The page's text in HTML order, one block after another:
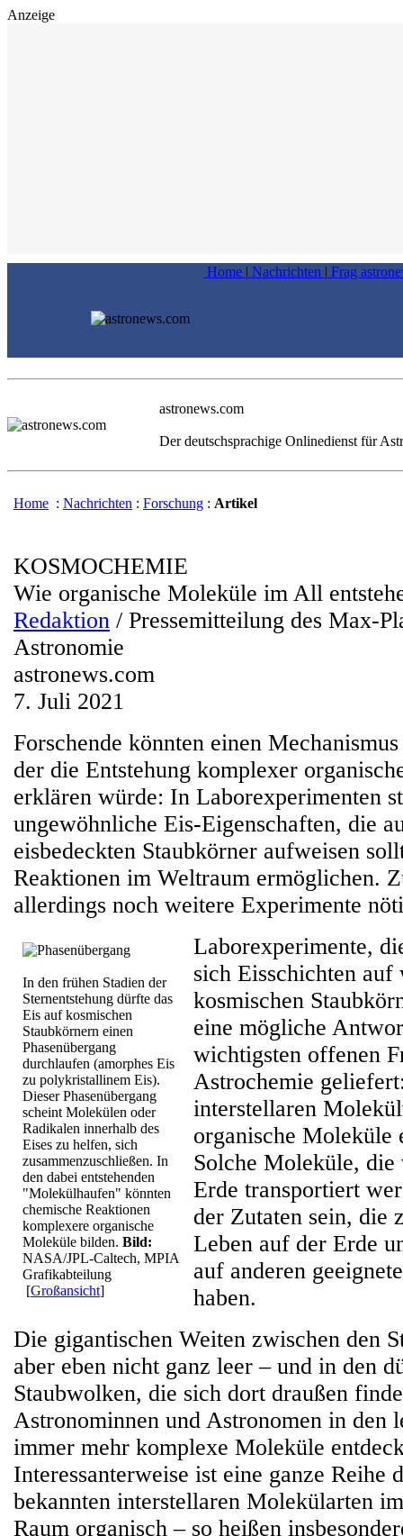
Anzeige
Home | Nachrichten | Frag
astronews.com
Der deutschsprachige Onlinedienst für
Home : Nachrichten : Forschung : Artikel
KOSMOCHEMIE
Wie organische Moleküle im All
Redaktion / Pressemitteilung des Max-
Astronomie
astronews.com
7. Juli 2021
Forschende könnten einen
der die Entstehung komplexer
erklären würde: In Laborexperimenten
ungewöhnliche Eis-Eigenschaften, die
eisbedeckten Staubkörner aufweisen
Reaktionen im Weltraum ermöglichen.
allerdings noch weitere Experimente
In den frühen Stadien der
Sternentstehung dürfte das
Eis auf kosmischen
Staubkörnern einen
Phasenübergang
durchlaufen (amorphes Eis
zu polykristallinem Eis).
Dieser Phasenübergang
scheint Molekülen oder
Radikalen innerhalb des
Eises zu helfen, sich
zusammenzuschließen. In
den dabei entstehenden
"Molekülhaufen" könnten
chemische Reaktionen
komplexere organische
Moleküle bilden. Bild:
NASA/JPL-Caltech, MPIA
Grafikabteilung
[Großansicht]
Laborexperimente,
sich Eisschichten auf
kosmischen
eine mögliche
wichtigsten offenen
Astrochemie
interstellaren
organische Moleküle
Solche Moleküle,
Erde transportiert
der Zutaten sein, die
Leben auf der Erde
auf anderen
haben.
Die gigantischen Weiten zwischen den
aber eben nicht ganz leer – und in den
Staubwolken, die sich dort draußen
Astronominnen und Astronomen in den
immer mehr komplexe Moleküle
Interessanterweise ist eine ganze Reihe
bekannten interstellaren Molekülarten
Raum organisch – so heißen